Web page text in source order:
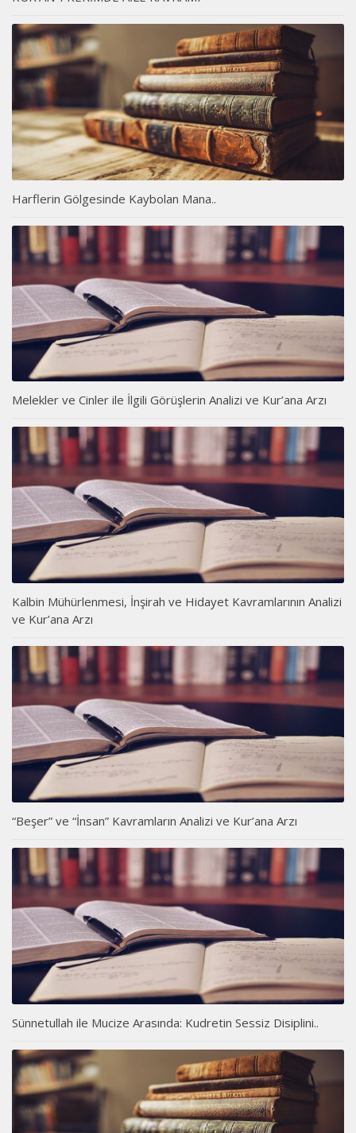
Harflerin Gölgesinde Kaybolan Mana..
Melekler ve Cinler ile İlgili Görüşlerin Analizi ve Kur’ana Arzı
Kalbin Mühürlenmesi, İnşirah ve Hidayet Kavramlarının Analizi
ve Kur’ana Arzı
“Beşer” ve “İnsan” Kavramların Analizi ve Kur’ana Arzı
Sünnetullah ile Mucize Arasında: Kudretin Sessiz Disiplini..